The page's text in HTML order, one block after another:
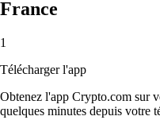
France
1
Télécharger l'app
Obtenez l'app Crypto.com sur
quelques minutes depuis votre